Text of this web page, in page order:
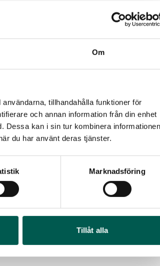
Om
tillhandahålla funktioner för
och annan information från din enhet
Dessa kan i sin tur kombinera informationen
du har använt deras tjänster.
Marknadsföring
Tillåt alla
SVARTA RAM EMBLEM I
RAMBOX RAMSEAL
Artikelnr:RA0365
Artikelnr:
2 500